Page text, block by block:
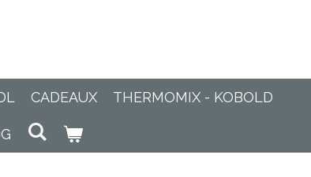
CADEAUX THERMOMIX - KOBOLD